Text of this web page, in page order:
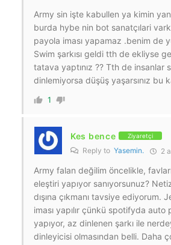
Army sin işte kabullen ya kimin yan
burda hybe nin bot sanatçılari
payola iması yapamaz .benim de
Swim şarkısı geldi tth de ekliyse
tatava yaptınız ?? Tth de insanlar
dinlemiyorsa düşüş yaşarsınız bu
1
Kes bence Ziyaretçi
Reply to Yasemin. 2
Army falan değilim öncelikle,
eleştiri yapıyor sanıyorsunuz?
dışına çıkmanı tavsiye ediyorum.
iması yapılır çünkü spotifyda auto
yapıyor, az dinlenen şarkı ile
dinleyicisi olmasından belli. Daha